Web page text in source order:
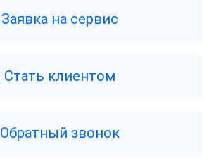
Заявка на сервис
Стать клиентом
Обратный звонок